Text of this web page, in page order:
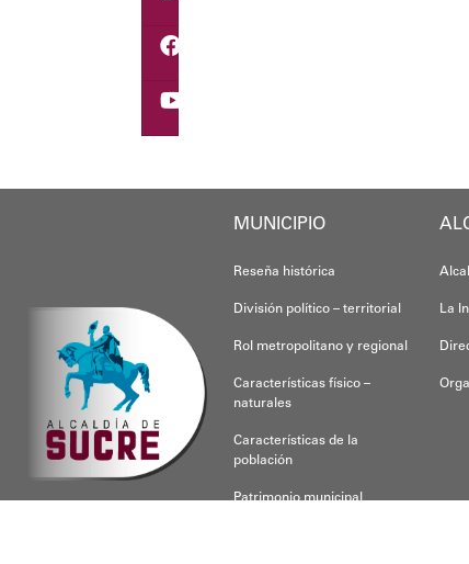
MUNICIPIO
Reseña histórica
División político – territorial
Rol metropolitano y regional
Características físico –
naturales
Características de la
población
Patrimonio municipal
La